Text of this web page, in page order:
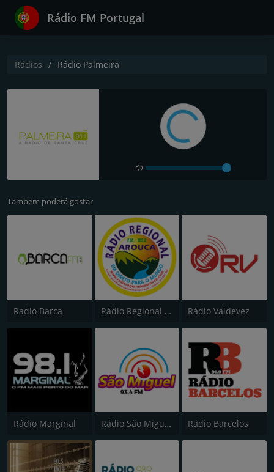
Rádio FM Portugal
Rádios Rádio Palmeira
Também poderá gostar
Radio Barca Rádio Regional de Arouca Rádio Valdevez
Rádio Marginal Rádio São Miguel 93.5 Rádio Barcelos